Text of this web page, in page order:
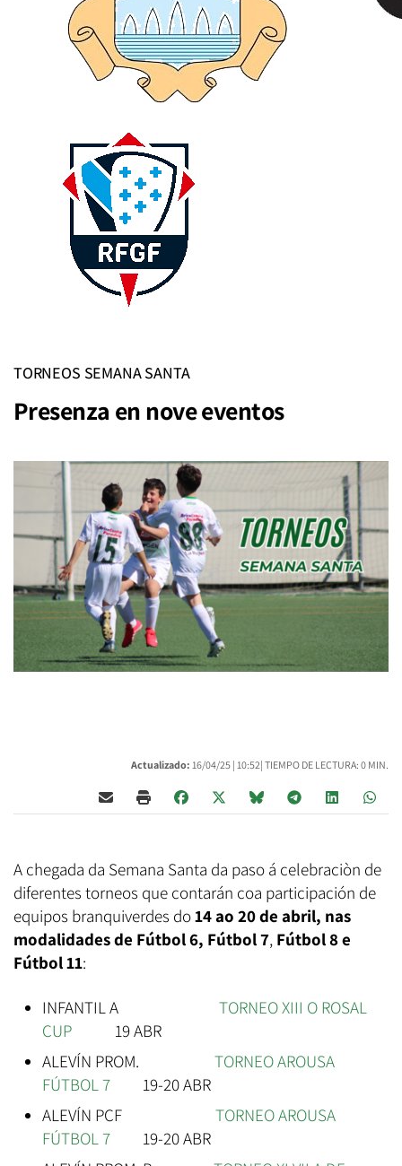
TORNEOS SEMANA SANTA
Presenza en nove eventos
Actualizado: 16/04/25 | 10:52| TIEMPO DE LECTURA: 0 MIN.
A chegada da Semana Santa da paso á celebraciòn de
diferentes torneos que contarán coa participación de
equipos branquiverdes do14 ao 20 de abril, nas
modalidades de Fútbol 6, Fútbol 7, Fútbol 8 e
Fútbol 11:
INFANTIL A TORNEO XIII O ROSAL
CUP 19 ABR
ALEVÍN PROM. TORNEO AROUSA
FÚTBOL 7 19-20 ABR
ALEVÍN PCF TORNEO AROUSA
FÚTBOL 7 19-20 ABR